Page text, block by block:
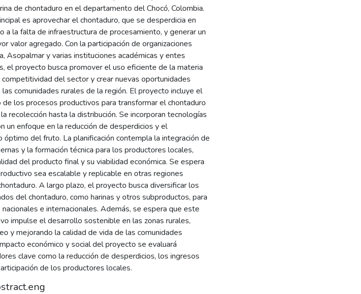
de chontaduro en el departamento del Chocó, Colombia.
es aprovechar el chontaduro, que se desperdicia en
a la falta de infraestructura de procesamiento, y generar un
valor agregado. Con la participación de organizaciones
Asopalmar y varias instituciones académicas y entes
el proyecto busca promover el uso eficiente de la materia
competitividad del sector y crear nuevas oportunidades
las comunidades rurales de la región. El proyecto incluye el
los procesos productivos para transformar el chontaduro
recolección hasta la distribución. Se incorporan tecnologías
un enfoque en la reducción de desperdicios y el
óptimo del fruto. La planificación contempla la integración de
y la formación técnica para los productores locales,
del producto final y su viabilidad económica. Se espera
sea escalable y replicable en otras regiones
A largo plazo, el proyecto busca diversificar los
del chontaduro, como harinas y otros subproductos, para
e internacionales. Además, se espera que este
impulse el desarrollo sostenible en las zonas rurales,
y mejorando la calidad de vida de las comunidades
económico y social del proyecto se evaluará
clave como la reducción de desperdicios, los ingresos
de los productores locales.